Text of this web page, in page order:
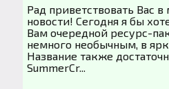
Рад приветствовать Вас
новости! Сегодня я бы
Вам очередной ресурс-
немного необычным, в
Название также
SummerCr...